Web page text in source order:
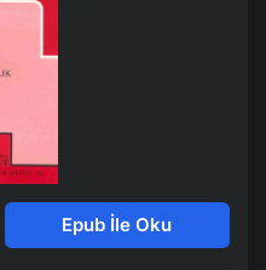
Epub İle Oku